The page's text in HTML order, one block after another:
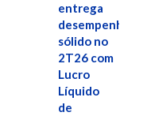
entrega
desempenho
sólido no
2T26 com
Lucro
Líquido
de